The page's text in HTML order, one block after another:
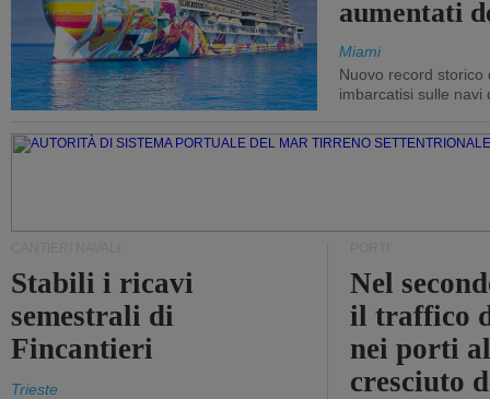
aumentati
Miami
Nuovo record storico
imbarcatisi sulle navi
Stabili i ricavi
semestrali di
Fincantieri
Trieste
Nel
il traffico
nei porti
cresciuto